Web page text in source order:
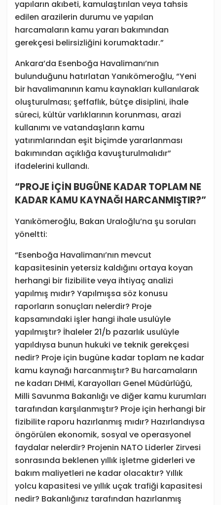
yapıların akıbeti, kamulaştırılan veya tahsis
edilen arazilerin durumu ve yapılan
harcamaların kamu yararı bakımından
gerekçesi belirsizliğini korumaktadır.”
Ankara’da Esenboğa Havalimanı’nın
bulunduğunu hatırlatan Yanıkömeroğlu, “Yeni
bir havalimanının kamu kaynakları kullanılarak
oluşturulması; şeffaflık, bütçe disiplini, ihale
süreci, kültür varlıklarının korunması, arazi
kullanımı ve vatandaşların kamu
yatırımlarından eşit biçimde yararlanması
bakımından açıklığa kavuşturulmalıdır”
ifadelerini kullandı.
“PROJE İÇİN BUGÜNE KADAR TOPLAM NE
KADAR KAMU KAYNAĞI HARCANMIŞTIR?”
Yanıkömeroğlu, Bakan Uraloğlu’na şu soruları
yöneltti:
“Esenboğa Havalimanı’nın mevcut
kapasitesinin yetersiz kaldığını ortaya koyan
herhangi bir fizibilite veya ihtiyaç analizi
yapılmış mıdır? Yapılmışsa söz konusu
raporların sonuçları nelerdir? Proje
kapsamındaki işler hangi ihale usulüyle
yapılmıştır? İhaleler 21/b pazarlık usulüyle
yapıldıysa bunun hukuki ve teknik gerekçesi
nedir? Proje için bugüne kadar toplam ne kadar
kamu kaynağı harcanmıştır? Bu harcamaların
ne kadarı DHMİ, Karayolları Genel Müdürlüğü,
Milli Savunma Bakanlığı ve diğer kamu kurumları
tarafından karşılanmıştır? Proje için herhangi bir
fizibilite raporu hazırlanmış mıdır? Hazırlandıysa
öngörülen ekonomik, sosyal ve operasyonel
faydalar nelerdir? Projenin NATO Liderler Zirvesi
sonrasında beklenen yıllık işletme giderleri ve
bakım maliyetleri ne kadar olacaktır? Yıllık
yolcu kapasitesi ve yıllık uçak trafiği kapasitesi
nedir? Bakanlığınız tarafından hazırlanmış